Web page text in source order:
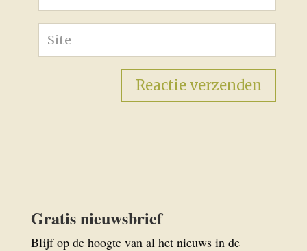
Gratis nieuwsbrief
Blijf op de hoogte van al het nieuws in de